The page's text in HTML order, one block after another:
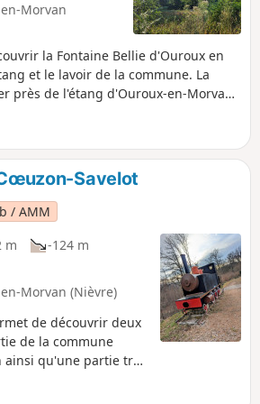
chargés de mémoire. Cette immersion
dans le passé du Morvan, un
une aventure à chaque pas.
Morvan
la Fontaine Bellie d'Ouroux en
et le lavoir de la commune. La
près de l'étang d'Ouroux-en-Morvan
Savelot
/ AMM
m
-124 m
Morvan (Nièvre)
de découvrir deux
de la commune
qu'une partie très
seconde partie de ce